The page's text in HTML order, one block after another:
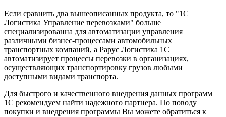
Если сравнить два вышеописанных продукта, то "1С
Логистика Управление перевозками" больше
специализированна для автоматизации управления
различными бизнес-процессами автомобильных
транспортных компаний, а Рарус Логистика 1С
автоматизирует процессы перевозки в организациях,
осуществляющих транспортировку грузов любыми
доступными видами транспорта.
Для быстрого и качественного внедрения данных программ
1С рекомендуем найти надежного партнера. По поводу
покупки и внедрения программы Вы можете обратиться к